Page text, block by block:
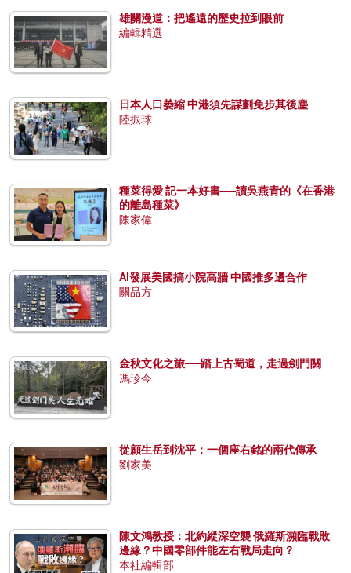
雄關漫道：把遙遠的歷史拉到眼前
編輯精選
日本人口萎縮 中港須先謀劃免步其後塵
陸振球
種菜得愛 記一本好書──讀吳燕青的《在香港
的離島種菜》
陳家偉
AI發展美國搞小院高牆 中國推多邊合作
關品方
金秋文化之旅──踏上古蜀道，走過劍門關
馮珍今
從顧生岳到沈平：一個座右銘的兩代傳承
劉家美
陳文鴻教授：北約縱深空襲 俄羅斯瀕臨戰敗
邊緣？中國零部件能左右戰局走向？
本社編輯部